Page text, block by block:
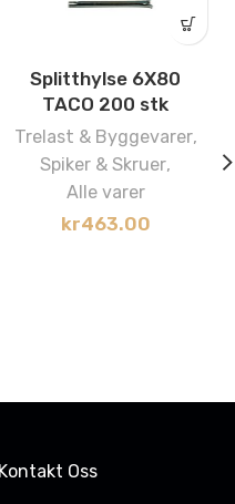
Splitthylse 6X80
TACO 200 stk
Trelast & Byggevarer,
Spiker & Skruer,
Alle varer
kr463.00
Kontakt Oss